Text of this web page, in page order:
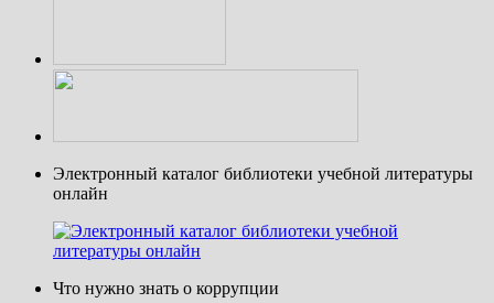
Электронный каталог библиотеки учебной литературы
онлайн
Что нужно знать о коррупции